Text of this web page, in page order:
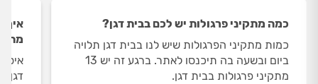
כמה מתקיני פרגולות יש לכם בבית דגן?
כמות מתקיני הפרגולות שיש לנו בבית דגן תלויה
ביום ובשעה בה תיכנסו לאתר. ברגע זה יש 13
מתקיני פרגולות בבית דגן.
איך
דגן